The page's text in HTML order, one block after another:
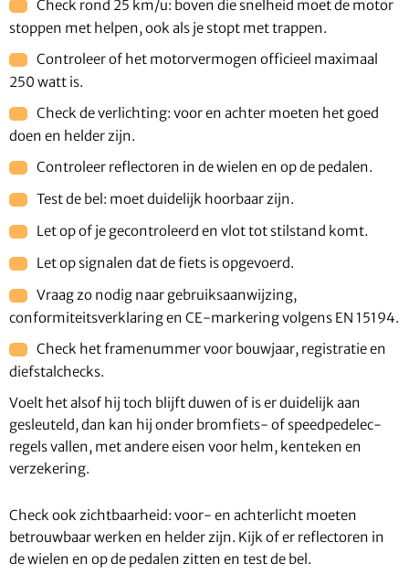
Check rond 25 km/u: boven die snelheid moet de motor
stoppen met helpen, ook als je stopt met trappen.
Controleer of het motorvermogen officieel maximaal
250 watt is.
Check de verlichting: voor en achter moeten het goed
doen en helder zijn.
Controleer reflectoren in de wielen en op de pedalen.
Test de bel: moet duidelijk hoorbaar zijn.
Let op of je gecontroleerd en vlot tot stilstand komt.
Let op signalen dat de fiets is opgevoerd.
Vraag zo nodig naar gebruiksaanwijzing,
conformiteitsverklaring en CE-markering volgens EN 15194.
Check het framenummer voor bouwjaar, registratie en
diefstalchecks.
Voelt het alsof hij toch blijft duwen of is er duidelijk aan
gesleuteld, dan kan hij onder bromfiets- of speedpedelec-
regels vallen, met andere eisen voor helm, kenteken en
verzekering.
Check ook zichtbaarheid: voor- en achterlicht moeten
betrouwbaar werken en helder zijn. Kijk of er reflectoren in
de wielen en op de pedalen zitten en test de bel.